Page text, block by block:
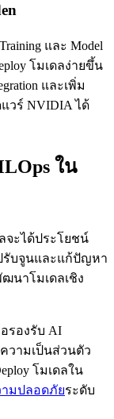
และ Model
โมเดลง่ายขึ้น
และเพิ่ม
วร์ NVIDIA ได้
ใน
จะได้ประโยชน์
รับจูนและแก้ปัญหา
นาโมเดลเชิง
รองรับ AI
วามเป็นส่วนตัว
โมเดลใน
มปลอดภัยระดับ